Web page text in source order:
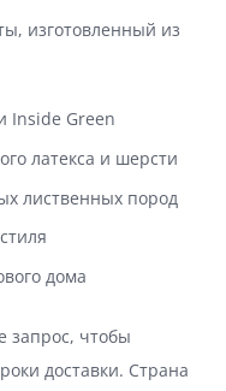
изготовленный из
Inside Green
латекса и шерсти
лиственных пород
дома
запрос, чтобы
доставки. Страна